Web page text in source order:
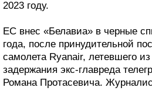
2023 году.
ЕС внес «Белавиа» в черные
года, после принудительной
самолета Ryanair, летевшего
задержания экс-главреда
Романа Протасевича.